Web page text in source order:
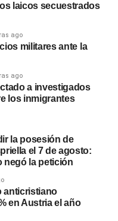
laicos secuestrados
ago
militares ante la
ago
a investigados
los inmigrantes
la posesión de
el 7 de agosto:
negó la petición
anticristiano
en Austria el año